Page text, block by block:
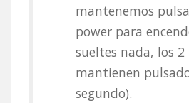
mantenemos
power para
sueltes nada, los 2
mantienen
segundo).